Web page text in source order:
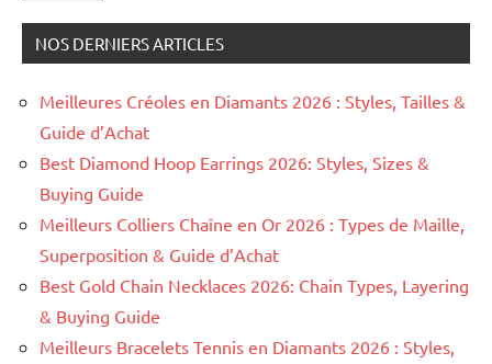
NOS DERNIERS ARTICLES
Meilleures Créoles en Diamants 2026 : Styles, Tailles &
Guide d’Achat
Best Diamond Hoop Earrings 2026: Styles, Sizes &
Buying Guide
Meilleurs Colliers Chaîne en Or 2026 : Types de Maille,
Superposition & Guide d’Achat
Best Gold Chain Necklaces 2026: Chain Types, Layering
& Buying Guide
Meilleurs Bracelets Tennis en Diamants 2026 : Styles,